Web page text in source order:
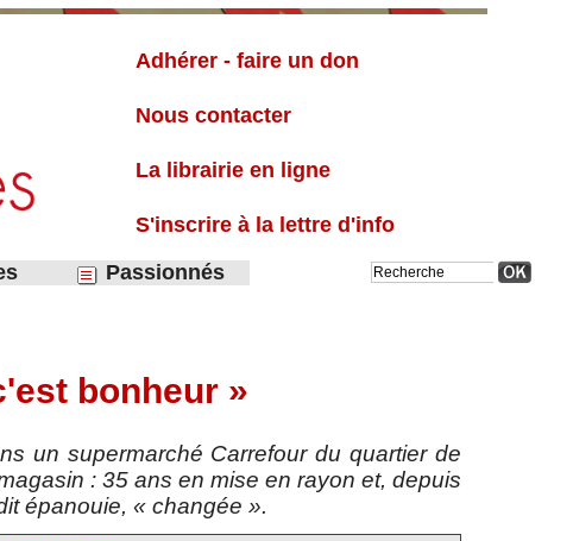
Adhérer - faire un don
Nous contacter
La librairie en ligne
S'inscrire à la lettre d'info
Passionnés
bonheur »
un supermarché Carrefour du quartier de
: 35 ans en mise en rayon et, depuis
épanouie, « changée ».